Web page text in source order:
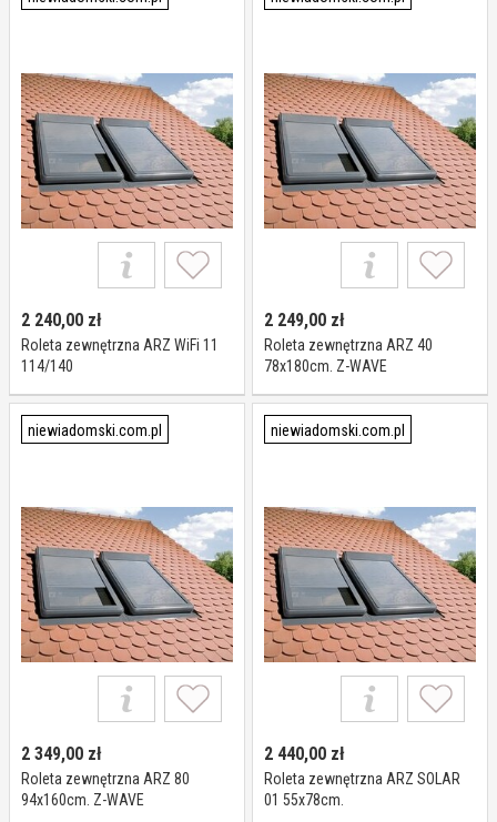
2 240,00 zł
Roleta zewnętrzna ARZ WiFi 11
114/140
2 249,00 zł
Roleta zewnętrzna ARZ 40
78x180cm. Z-WAVE
niewiadomski.com.pl
2 349,00 zł
Roleta zewnętrzna ARZ 80
94x160cm. Z-WAVE
niewiadomski.com.pl
2 440,00 zł
Roleta zewnętrzna ARZ SOLAR
01 55x78cm.